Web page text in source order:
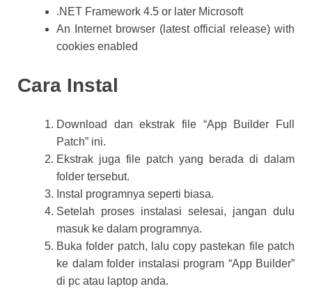
.NET Framework 4.5 or later Microsoft
An Internet browser (latest official release) with
cookies enabled
Cara Instal
Download dan ekstrak file “App Builder Full
Patch” ini.
Ekstrak juga file patch yang berada di dalam
folder tersebut.
Instal programnya seperti biasa.
Setelah proses instalasi selesai, jangan dulu
masuk ke dalam programnya.
Buka folder patch, lalu copy pastekan file patch
ke dalam folder instalasi program “App Builder”
di pc atau laptop anda.